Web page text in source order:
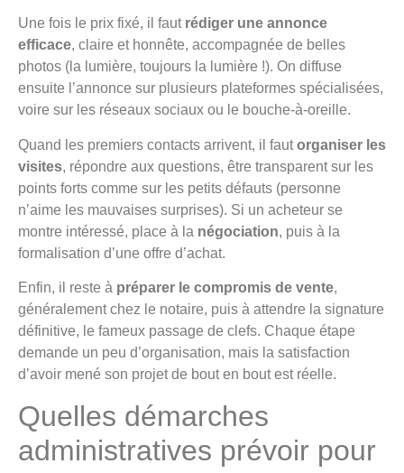
Une fois le prix fixé, il faut rédiger une annonce
efficace, claire et honnête, accompagnée de belles
photos (la lumière, toujours la lumière !). On diffuse
ensuite l’annonce sur plusieurs plateformes spécialisées,
voire sur les réseaux sociaux ou le bouche-à-oreille.
Quand les premiers contacts arrivent, il fautorganiser les
visites, répondre aux questions, être transparent sur les
points forts comme sur les petits défauts (personne
n’aime les mauvaises surprises). Si un acheteur se
montre intéressé, place à la négociation, puis à la
formalisation d’une offre d’achat.
Enfin, il reste à préparer le compromis de vente,
généralement chez le notaire, puis à attendre la signature
définitive, le fameux passage de clefs. Chaque étape
demande un peu d’organisation, mais la satisfaction
d’avoir mené son projet de bout en bout est réelle.
Quelles démarches
administratives prévoir pour